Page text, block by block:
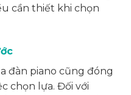
cần thiết khi chọn
đàn piano cũng đóng
chọn lựa. Đối với